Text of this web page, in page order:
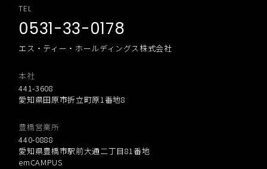
TEL
0531-33-0178
エス・ティー・ホールディングス株式会社
本社
441-3608
愛知県田原市折立町原1番地8
豊橋営業所
440-0888
愛知県豊橋市駅前大通二丁目81番地
emCAMPUS